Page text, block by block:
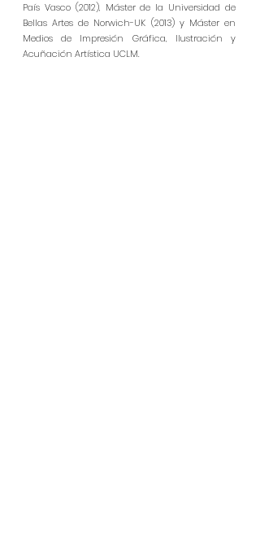
País Vasco (2012), Máster de la Universidad de
Bellas Artes de Norwich-UK (2013) y Máster en
Medios de Impresión Gráfica, Ilustración y
Acuñación Artística UCLM.